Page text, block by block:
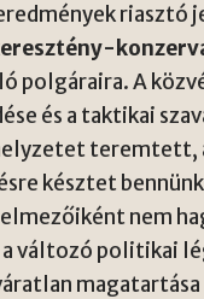
riasztó
polgáraira. A
és a taktikai
teremtett,
késztet
nem
változó politikai